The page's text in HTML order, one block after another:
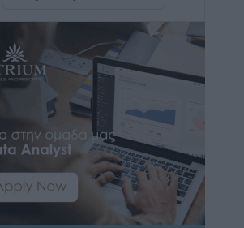
ξενοδοχείο στη Ρόδο για την H
– Χατζηλαζάρου – Προχωρά
ξενοδοχείο στην Κω
Ειδήσεις• πριν 5 ώρες
μπήκε παράνομα σε
στο Μαστιχάρι –
όχημα με μητέρα και